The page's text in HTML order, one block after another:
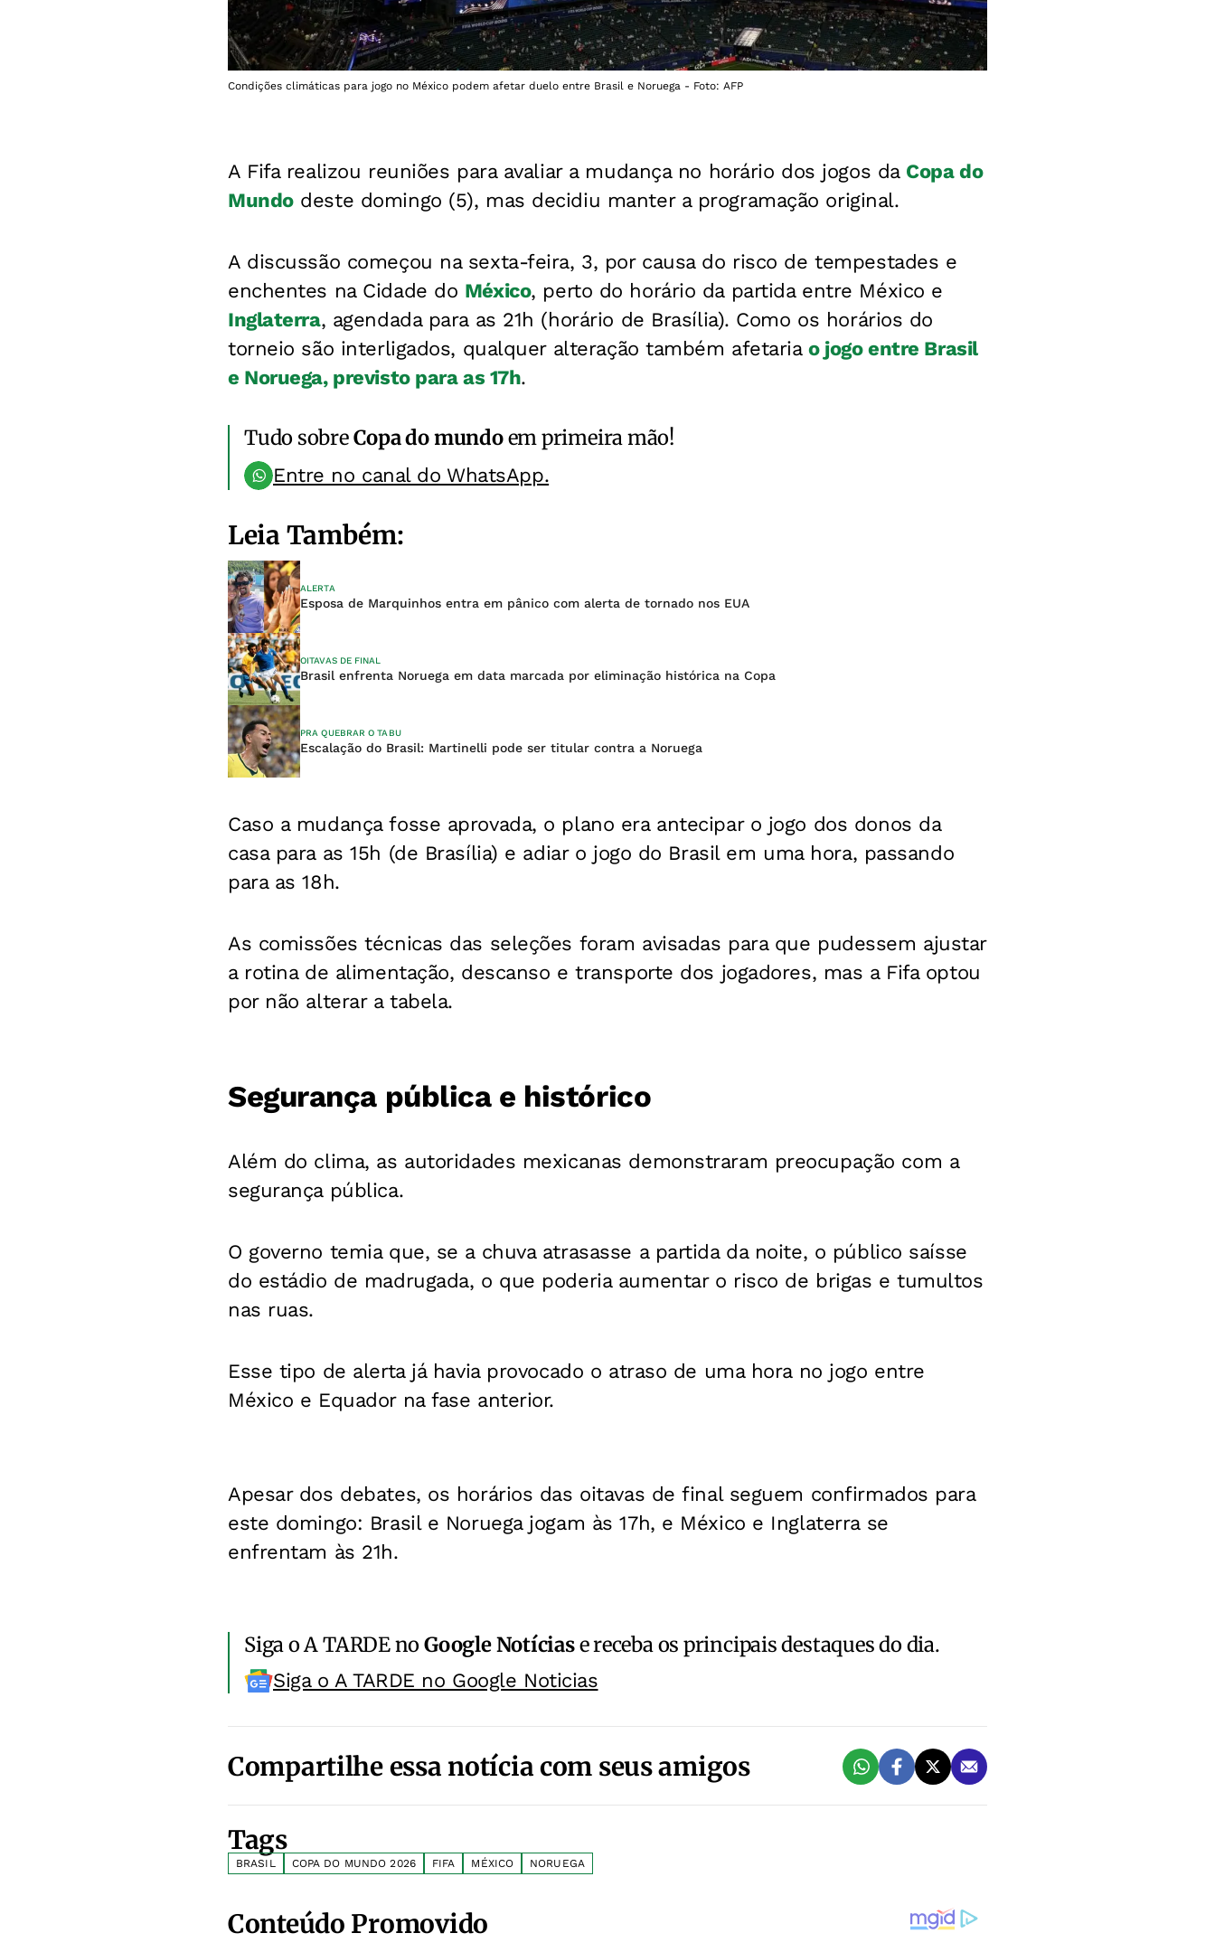
Condições climáticas para jogo no México podem afetar duelo entre Brasil e Noruega - Foto: AFP
A Fifa realizou reuniões para avaliar a mudança no horário dos jogos da Copa do
Mundodeste domingo (5), mas decidiu manter a programação original.
A discussão começou na sexta-feira, 3, por causa do risco de tempestades e
enchentes na Cidade do México, perto do horário da partida entre México e
Inglaterra, agendada para as 21h (horário de Brasília). Como os horários do
torneio são interligados, qualquer alteração também afetariao jogo entre Brasil
e Noruega, previsto para as 17h.
Tudo sobreCopa do mundoem primeira mão!
Entre no canal do WhatsApp.
Leia Também:
ALERTA
Esposa de Marquinhos entra em pânico com alerta de tornado nos EUA
OITAVAS DE FINAL
Brasil enfrenta Noruega em data marcada por eliminação histórica na Copa
PRA QUEBRAR O TABU
Escalação do Brasil: Martinelli pode ser titular contra a Noruega
Caso a mudança fosse aprovada, o plano era antecipar o jogo dos donos da
casa para as 15h (de Brasília) e adiar o jogo do Brasil em uma hora, passando
para as 18h.
As comissões técnicas das seleções foram avisadas para que pudessem ajustar
a rotina de alimentação, descanso e transporte dos jogadores, mas a Fifa optou
por não alterar a tabela.
Segurança pública e histórico
Além do clima, as autoridades mexicanas demonstraram preocupação com a
segurança pública.
O governo temia que, se a chuva atrasasse a partida da noite, o público saísse
do estádio de madrugada, o que poderia aumentar o risco de brigas e tumultos
nas ruas.
Esse tipo de alerta já havia provocado o atraso de uma hora no jogo entre
México e Equador na fase anterior.
Apesar dos debates, os horários das oitavas de final seguem confirmados para
este domingo: Brasil e Noruega jogam às 17h, e México e Inglaterra se
enfrentam às 21h.
Siga o A TARDE noGoogle Notíciase receba os principais destaques do dia.
Siga o A TARDE no Google Noticias
Compartilhe essa notícia com seus amigos
Tags
BRASIL COPA DO MUNDO 2026 FIFA MÉXICO NORUEGA